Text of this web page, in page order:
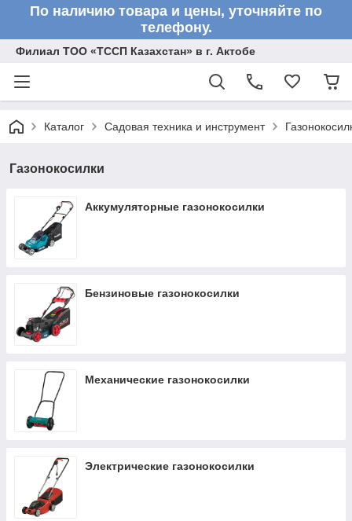
По наличию товара и цены, уточняйте по
телефону.
Филиал ТОО «ТССП Казахстан» в г. Актобе
Каталог Садовая техника и инструмент
Газонокосилки
Аккумуляторные газонокосилки
Бензиновые газонокосилки
Механические газонокосилки
Электрические газонокосилки